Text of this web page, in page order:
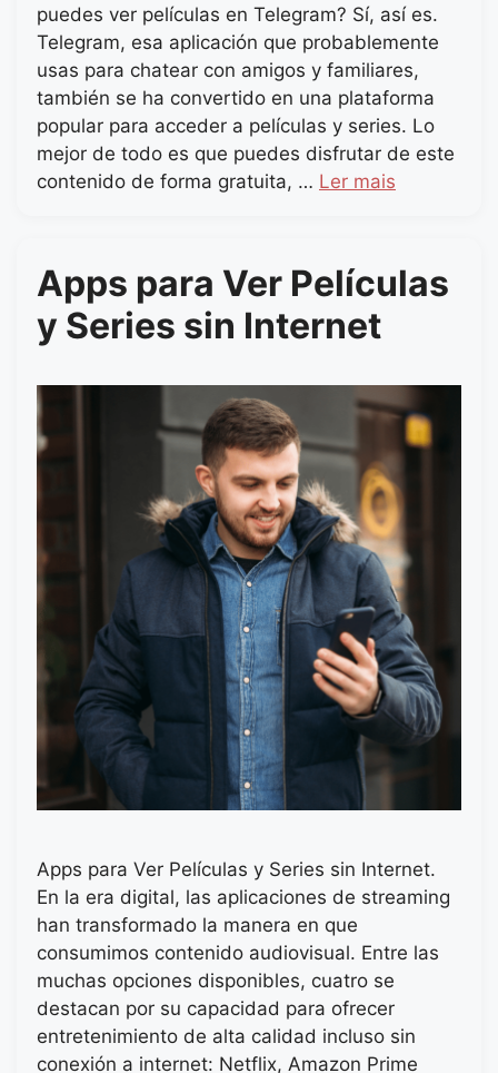
puedes ver películas en Telegram? Sí, así es.
Telegram, esa aplicación que probablemente
usas para chatear con amigos y familiares,
también se ha convertido en una plataforma
popular para acceder a películas y series. Lo
mejor de todo es que puedes disfrutar de este
contenido de forma gratuita, … Ler mais
Apps para Ver Películas
y Series sin Internet
Apps para Ver Películas y Series sin Internet.
En la era digital, las aplicaciones de streaming
han transformado la manera en que
consumimos contenido audiovisual. Entre las
muchas opciones disponibles, cuatro se
destacan por su capacidad para ofrecer
entretenimiento de alta calidad incluso sin
conexión a internet: Netflix, Amazon Prime